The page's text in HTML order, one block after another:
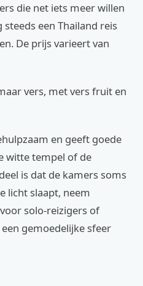
die net iets meer willen
een Thailand reis
De prijs varieert van
vers, met vers fruit en
en geeft goede
witte tempel of de
is dat de kamers soms
licht slaapt, neem
solo-reizigers of
gemoedelijke sfeer